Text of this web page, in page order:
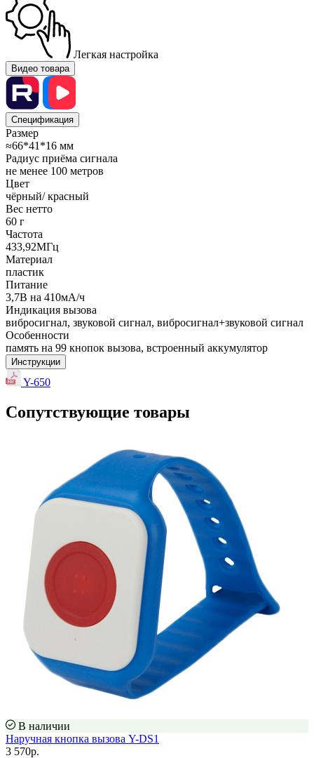
Легкая настройка
Видео товара
Спецификация
Размер
≈66*41*16 мм
Радиус приёма сигнала
не менее 100 метров
Цвет
чёрный/ красный
Вес нетто
60 г
Частота
433,92МГц
Материал
пластик
Питание
3,7В на 410мА/ч
Индикация вызова
вибросигнал, звуковой сигнал, вибросигнал+звуковой сигнал
Особенности
память на 99 кнопок вызова, встроенный аккумулятор
Инструкции
Y-650
Сопутствующие товары
В наличии
Наручная кнопка вызова Y-DS1
3 570р.